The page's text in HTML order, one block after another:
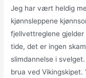
Jeg har vært heldig
kjønnsleppene
fjellvettreglene
tide, det er ingen
slimdannelse i
brua ved Vikingskipet.